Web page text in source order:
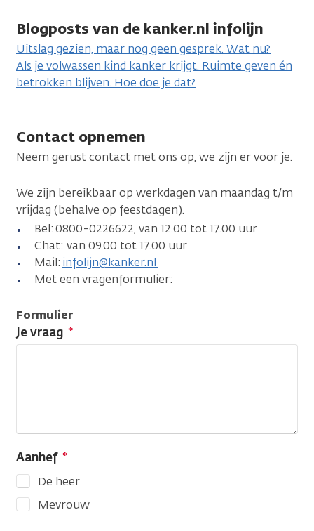
Blogposts van de kanker.nl infolijn
Uitslag gezien, maar nog geen gesprek. Wat nu?
Als je volwassen kind kanker krijgt. Ruimte geven én
betrokken blijven. Hoe doe je dat?
Contact opnemen
Neem gerust contact met ons op, we zijn er voor je.
We zijn bereikbaar op werkdagen van maandag t/m
vrijdag (behalve op feestdagen).
Bel: 0800-0226622, van 12.00 tot 17.00 uur
Chat: van 09.00 tot 17.00 uur
Mail: infolijn@kanker.nl
Met een vragenformulier:
Formulier
Je vraag
Aanhef
De heer
Mevrouw